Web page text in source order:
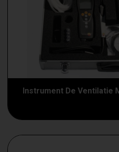
Instrument De Ventilatie